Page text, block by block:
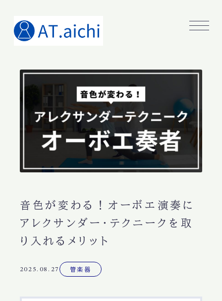
音色が変わる！オーボエ演奏に
アレクサンダー・テクニークを取
り入れるメリット
2025.08.27 管楽器